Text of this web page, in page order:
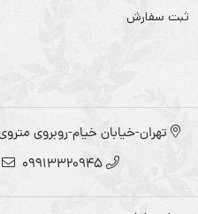
ثبت سفارش
تهران-خیابان خیام-روبروی متروی مترو ۱۵ خرداد،
09913320945